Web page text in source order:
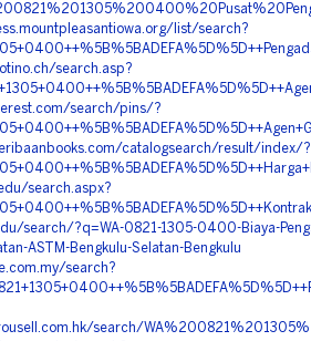
list/search?
search.asp?
search/pins/?
catalogsearch/result/index/?
search.aspx?
search/?q=WA-0821-1305-0400-Biaya-
ASTM-Bengkulu-Selatan-Bengkulu
search?
search/